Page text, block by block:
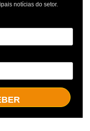
notícias do setor.